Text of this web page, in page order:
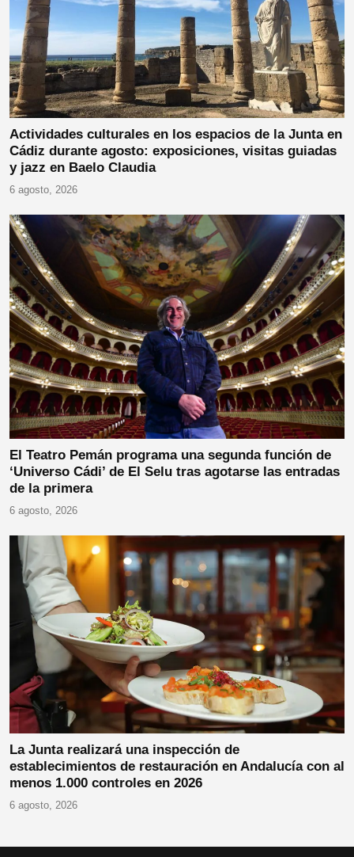
Actividades culturales en los espacios de la Junta en
Cádiz durante agosto: exposiciones, visitas guiadas
y jazz en Baelo Claudia
6 agosto, 2026
El Teatro Pemán programa una segunda función de
‘Universo Cádi’ de El Selu tras agotarse las entradas
de la primera
6 agosto, 2026
La Junta realizará una inspección de
establecimientos de restauración en Andalucía con al
menos 1.000 controles en 2026
6 agosto, 2026